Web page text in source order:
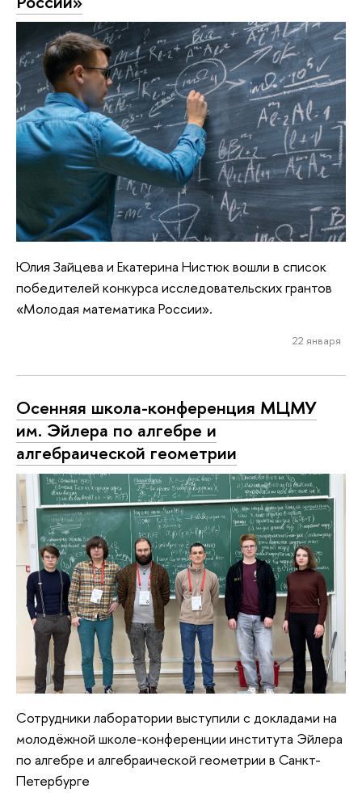
Юлия Зайцева и Екатерина Нистюк вошли в список
победителей конкурса исследовательских грантов
«Молодая математика России».
22 января
Осенняя школа-конференция МЦМУ
им. Эйлера по алгебре и
алгебраической геометрии
Сотрудники лаборатории выступили с докладами на
молодёжной школе-конференции института Эйлера
по алгебре и алгебраической геометрии в Санкт-
Петербурге